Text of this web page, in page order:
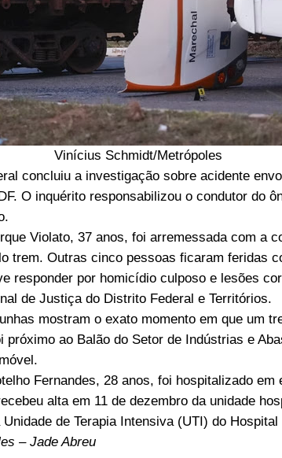
Vinícius Schmidt/Metrópoles
concluiu a investigação sobre acidente
O inquérito responsabilizou o condutor do
Violato, 37 anos, foi arremessada com a
trem. Outras cinco pessoas ficaram feridas
responder por homicídio culposo e lesões
de Justiça do Distrito Federal e Territórios.
mostram o exato momento em que um
próximo ao Balão do Setor de Indústrias e
Fernandes, 28 anos, foi hospitalizado em
alta em 11 de dezembro da unidade
de Terapia Intensiva (UTI) do Hospital
– Jade Abreu